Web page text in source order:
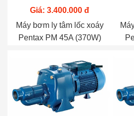
Giá: 3.400.000 đ
Máy bơm ly tâm lốc xoáy
Pentax PM 45A (370W)